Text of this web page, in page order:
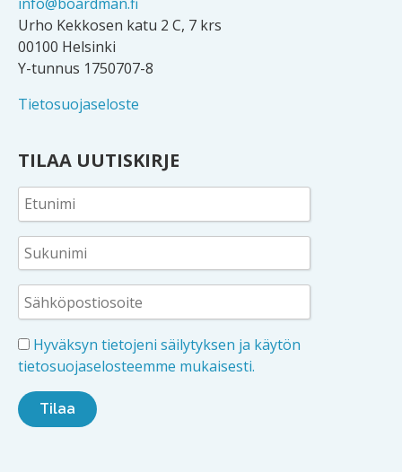
Urho Kekkosen katu 2 C, 7 krs
00100 Helsinki
Y-tunnus 1750707-8
Tietosuojaseloste
TILAA UUTISKIRJE
Hyväksyn tietojeni säilytyksen ja käytön
tietosuojaselosteemme mukaisesti.